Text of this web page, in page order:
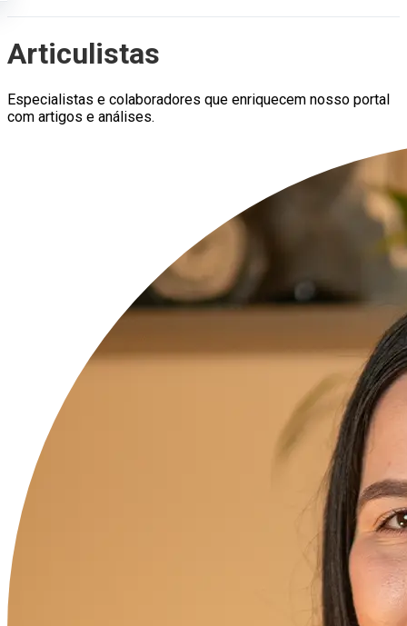
Articulistas
Especialistas e colaboradores que enriquecem nosso portal
com artigos e análises.